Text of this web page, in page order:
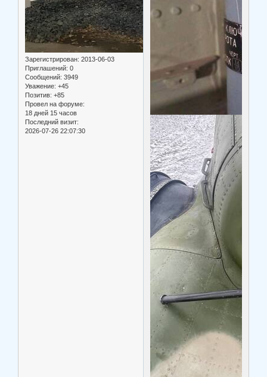
Зарегистрирован: 2013-06-03
Приглашений: 0
Сообщений: 3949
Уважение: +45
Позитив: +85
Провел на форуме:
18 дней 15 часов
Последний визит:
2026-07-26 22:07:30